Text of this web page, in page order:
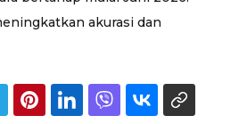
akurasi dan